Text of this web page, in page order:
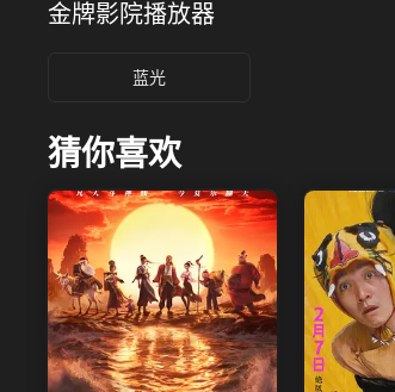
金牌影院播放器
蓝光
猜你喜欢